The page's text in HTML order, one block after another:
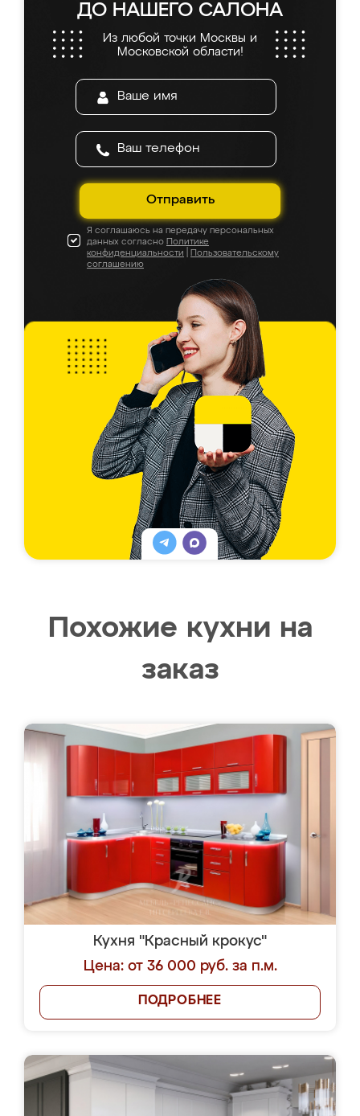
ДО НАШЕГО САЛОНА
Из любой точки Москвы и
Московской области!
Отправить
Я соглашаюсь на передачу персональных
данных согласно Политике
конфиденциальности
Пользовательскому
соглашению
Похожие кухни на
заказ
Кухня "Красный крокус"
Цена: от 36 000 руб. за п.м.
ПОДРОБНЕЕ